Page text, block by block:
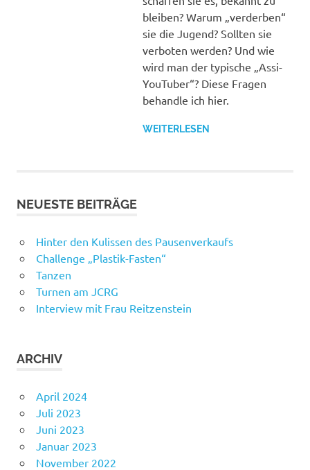
bleiben? Warum „verderben“
sie die Jugend? Sollten sie
verboten werden? Und wie
wird man der typische „Assi-
YouTuber“? Diese Fragen
behandle ich hier.
WEITERLESEN
NEUESTE BEITRÄGE
Hinter den Kulissen des Pausenverkaufs
Challenge „Plastik-Fasten“
Tanzen
Turnen am JCRG
Interview mit Frau Reitzenstein
ARCHIV
April 2024
Juli 2023
Juni 2023
Januar 2023
November 2022